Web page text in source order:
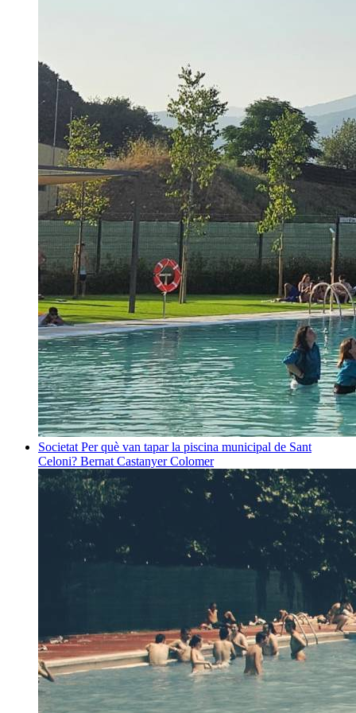
Societat Per què van tapar la piscina municipal de Sant
Celoni? Bernat Castanyer Colomer